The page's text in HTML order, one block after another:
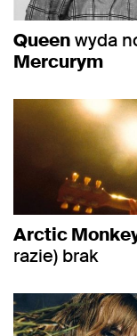
Queenwyda
Mercurym
Arctic
razie) brak